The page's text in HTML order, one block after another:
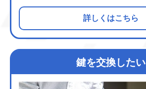
詳しくはこちら
鍵を交換したい